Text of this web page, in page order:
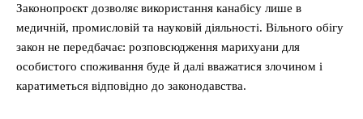
Законопроєкт дозволяє використання канабісу лише в
медичній, промисловій та науковій діяльності. Вільного обігу
закон не передбачає: розповсюдження марихуани для
особистого споживання буде й далі вважатися злочином і
каратиметься відповідно до законодавства.